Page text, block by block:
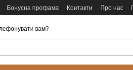
Бонусна програма Контакти Про нас
вам?